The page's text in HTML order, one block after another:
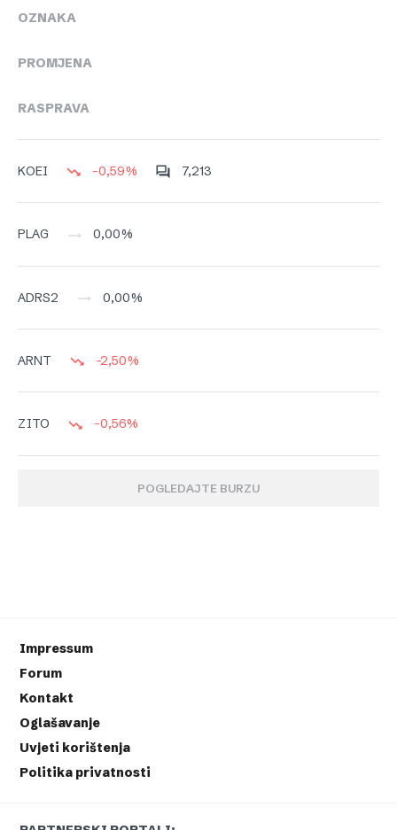
OZNAKA
PROMJENA
RASPRAVA
KOEI -0,59% 7,213
PLAG 0,00%
ADRS2 0,00%
ARNT -2,50%
ZITO -0,56%
POGLEDAJTE BURZU
Impressum
Forum
Kontakt
Oglašavanje
Uvjeti korištenja
Politika privatnosti